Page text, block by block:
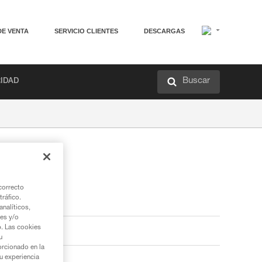
VENTA SERVICIO CLIENTES DESCARGAS
Buscar
y/o
Las cookies
en la
experiencia